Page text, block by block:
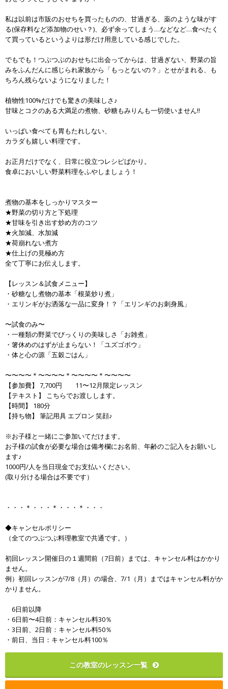
私は以前は市販のおせちを買ったものの、甘過ぎる、薬のような味がす
る(保存料など添加物のせい？)、必ず余ってしまう…などなど…食べたく
て買っているというよりは形だけ用意している感じでした。
でもでも！つぶつぶのおせちに出会ってからは、甘過ぎない、野菜の旨
みをふんだんに感じられ家族から「もっとないの？」とせがまれる、も
ちろん残らないようになりました！
植物性100%だけでも驚きの美味しさ♪
甘味とコクのある大満足の煮物、砂糖もみりんも一切使いません‼︎
いっぱい食べても胃もたれしない、
カラダも嬉しい料理です。
お正月だけでなく、日常に役立つレシピばかり。
食卓においしい野菜料理をふやしましょう！
煮物の基本をしっかりマスター
★野菜の切り方と下処理
★甘味を引き出す炒め方のコツ
★火加減、水加減
★荷崩れない煮方
★仕上げの見極め方
全て丁寧にお伝えします。
【レッスン＆試食メニュー】
・砂糖なし煮物の基本「根菜炒り煮」
・エリンギがお洒落な一品に変身！？「エリンギのお刺身風」
〜試食のみ〜
・一種類の野菜でびっくりの美味しさ「お雑煮」
・箸休めのはずが止まらない！「ユズゴボウ」
・体と心の源「五穀ごはん」
〜〜〜〜＊〜〜〜〜＊〜〜〜〜＊〜〜〜〜
【参加費】 7,700円 11〜12月限定レッスン
【テキスト】 こちらでお渡しします。
【時間】 180分
【持ち物】 筆記用具 エプロン 笑顔♪
※お子様と一緒にご参加いてだけます。
お子様の試食が必要な場合は備考欄にお名前、年齢のご記入をお願いし
ます♪
1000円/人を当日現金でお支払いください。
(取り分ける場合は不要です）
・・・＊・・・＊・・・＊・・・
◆キャンセルポリシー
（全てのつぶつぶ料理教室で共通です。）
初回レッスン開催日の１週間前（7日前）までは、キャンセル料はかかり
ません。
例）初回レッスンが7/8（月）の場合、7/1（月）まではキャンセル料がか
かりません。
6日前以降
・6日前〜4日前：キャンセル料30％
・3日前、2日前：キャンセル料50％
・前日、当日：キャンセル料100％
この教室のレッスン一覧